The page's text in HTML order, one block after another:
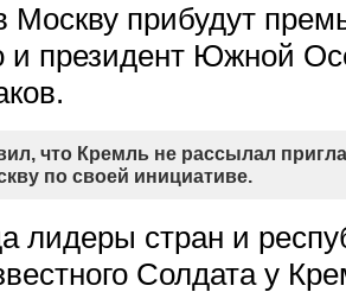
Москву прибудут
и президент Южной
что Кремль не рассылал
по своей инициативе.
лидеры стран и
Солдата у